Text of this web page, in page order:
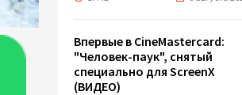
Впервые в CineMastercard:
"Человек-паук", снятый
специально для ScreenX
(ВИДЕО)